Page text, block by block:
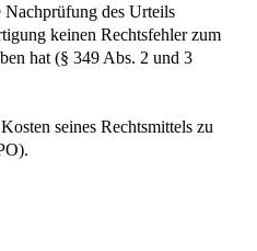
des Urteils
keinen Rechtsfehler zum
hat (§ 349 Abs. 2 und 3
seines Rechtsmittels zu